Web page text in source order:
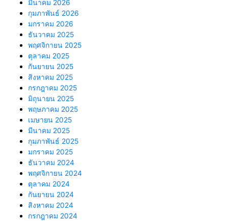
มีนาคม 2026
กุมภาพันธ์ 2026
มกราคม 2026
ธันวาคม 2025
พฤศจิกายน 2025
ตุลาคม 2025
กันยายน 2025
สิงหาคม 2025
กรกฎาคม 2025
มิถุนายน 2025
พฤษภาคม 2025
เมษายน 2025
มีนาคม 2025
กุมภาพันธ์ 2025
มกราคม 2025
ธันวาคม 2024
พฤศจิกายน 2024
ตุลาคม 2024
กันยายน 2024
สิงหาคม 2024
กรกฎาคม 2024